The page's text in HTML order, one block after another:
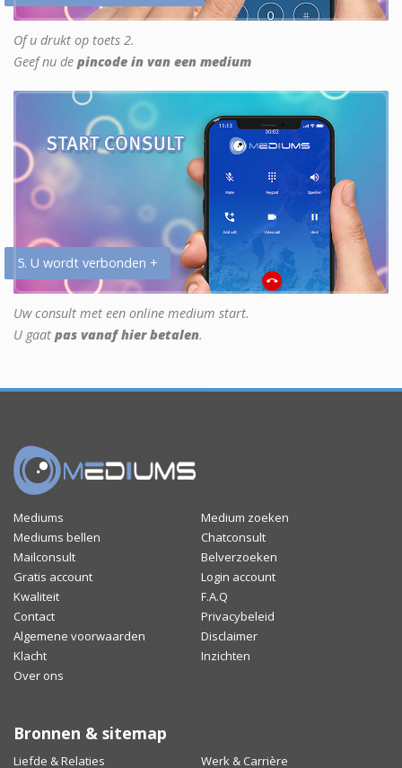
Of u drukt op toets 2.
Geef nu de pincode in van een medium
5. U wordt verbonden +
Uw consult met een online medium start.
U gaat pas vanaf hier betalen.
Mediums
Medium zoeken
Mediums bellen
Chatconsult
Mailconsult
Belverzoeken
Gratis account
Login account
Kwaliteit
F.A.Q
Contact
Privacybeleid
Algemene voorwaarden
Disclaimer
Klacht
Inzichten
Over ons
Bronnen & sitemap
Liefde & Relaties Werk & Carrière